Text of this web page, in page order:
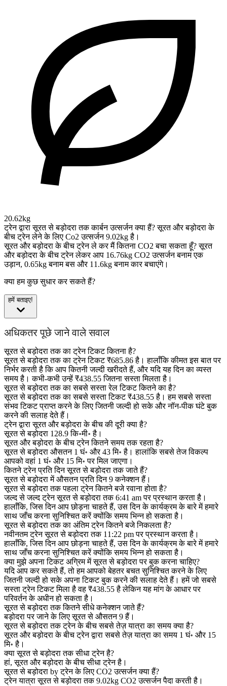
20.62kg
ट्रेन द्वारा सूरत से बड़ोदरा तक कार्बन उत्सर्जन क्या हैं? सूरत और बड़ोदरा के
बीच ट्रेन लेने के लिए Co2 उत्सर्जन 9.02kg है।
सूरत और बड़ोदरा के बीच ट्रेन ले कर मैं कितना CO2 बचा सकता हूँ? सूरत
और बड़ोदरा के बीच ट्रेन लेकर आप 16.76kg CO2 उत्सर्जन बनाम एक
उड़ान, 0.65kg बनाम बस और 11.6kg बनाम कार बचाएंगे।
क्या हम कुछ सुधार कर सकते हैं?
हमें बताइए!
अधिकतर पूछे जाने वाले सवाल
सूरत से बड़ोदरा तक का ट्रेन टिकट कितना है?
सूरत से बड़ोदरा तक का ट्रेन टिकट ₹685.86 है। हालाँकि कीमत इस बात पर
निर्भर करती है कि आप कितनी जल्दी खरीदते हैं, और यदि यह दिन का व्यस्त
समय है। कभी-कभी उन्हें ₹438.55 जितना सस्ता मिलता है।
सूरत से बड़ोदरा तक का सबसे सस्ता रेल टिकट कितने का है?
सूरत से बड़ोदरा तक का सबसे सस्ता टिकट ₹438.55 है। हम सबसे सस्ता
संभव टिकट प्राप्त करने के लिए जितनी जल्दी हो सके और नॉन-पीक घंटे बुक
करने की सलाह देते हैं।
ट्रेन द्वारा सूरत और बड़ोदरा के बीच की दूरी क्या है?
सूरत से बड़ोदरा 128.9 कि॰मी॰ है।
सूरत और बड़ोदरा के बीच ट्रेन कितने समय तक रहता है?
सूरत से बड़ोदरा औसतन 1 घं॰ और 43 मि॰ है। हालांकि सबसे तेज विकल्प
आपको वहां 1 घं॰ और 15 मि॰ पर मिल जाएगा।
कितने ट्रेन प्रति दिन सूरत से बड़ोदरा तक जाते हैं?
सूरत से बड़ोदरा में औसतन प्रति दिन 9 कनेक्शन हैं।
सूरत से बड़ोदरा तक पहला ट्रेन कितने बजे रवाना होता है?
जल्द से जल्द ट्रेन सूरत से बड़ोदरा तक 6:41 am पर प्रस्थान करता है।
हालाँकि, जिस दिन आप छोड़ना चाहते हैं, उस दिन के कार्यक्रम के बारे में हमारे
साथ जाँच करना सुनिश्चित करें क्योंकि समय भिन्न हो सकता है।
सूरत से बड़ोदरा तक का अंतिम ट्रेन कितने बजे निकलता है?
नवीनतम ट्रेन सूरत से बड़ोदरा तक 11:22 pm पर प्रस्थान करता है।
हालाँकि, जिस दिन आप छोड़ना चाहते हैं, उस दिन के कार्यक्रम के बारे में हमारे
साथ जाँच करना सुनिश्चित करें क्योंकि समय भिन्न हो सकता है।
क्या मुझे अपना टिकट अग्रिम में सूरत से बड़ोदरा पर बुक करना चाहिए?
यदि आप कर सकते हैं, तो हम आपको बेहतर बचत सुनिश्चित करने के लिए
जितनी जल्दी हो सके अपना टिकट बुक करने की सलाह देते हैं। हमें जो सबसे
सस्ता ट्रेन टिकट मिला है वह ₹438.55 है लेकिन यह मांग के आधार पर
परिवर्तन के अधीन हो सकता है।
सूरत से बड़ोदरा तक कितने सीधे कनेक्शन जाते हैं?
बड़ोदरा पर जाने के लिए सूरत से औसतन 9 हैं।
सूरत से बड़ोदरा तक ट्रेन के बीच सबसे तेज़ यात्रा का समय क्या है?
सूरत और बड़ोदरा के बीच ट्रेन द्वारा सबसे तेज़ यात्रा का समय 1 घं॰ और 15
मि॰ है।
क्या सूरत से बड़ोदरा तक सीधा ट्रेन है?
हां, सूरत और बड़ोदरा के बीच सीधा ट्रेन है।
सूरत से बड़ोदरा by ट्रेन के लिए CO2 उत्सर्जन क्या हैं?
ट्रेन यात्रा सूरत से बड़ोदरा तक 9.02kg CO2 उत्सर्जन पैदा करती है।